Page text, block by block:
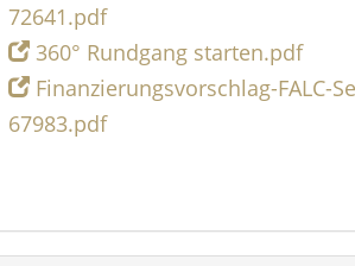
72641.pdf
360° Rundgang starten.pdf
Finanzierungsvorschlag-FALC-
67983.pdf